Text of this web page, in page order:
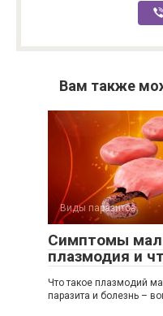
Вам также
Виды паразитов
Симптомы
плазмодия и
Что такое плазмодий
паразита и болезнь –